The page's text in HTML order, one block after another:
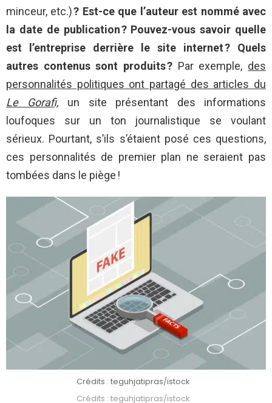
minceur, etc.)? Est-ce que l’auteur est nommé avec
la date de publication ? Pouvez-vous savoir quelle
est l’entreprise derrière le site internet ? Quels
autres contenus sont produits ? Par exemple, des
personnalités politiques ont partagé des articles du
Le Gorafi, un site présentant des informations
loufoques sur un ton journalistique se voulant
sérieux. Pourtant, s’ils s’étaient posé ces questions,
ces personnalités de premier plan ne seraient pas
tombées dans le piège !
Crédits : teguhjatipras/istock
Crédits : teguhjatipras/istock